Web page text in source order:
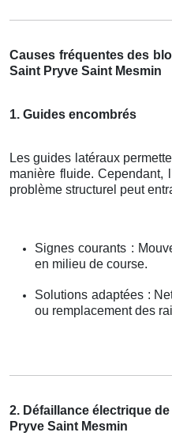
Causes fréquentes des
Saint Pryve Saint Mesmin
1. Guides encombrés
Les guides latéraux
manière fluide. Cependant,
problème structurel peut
Signes courants :
en milieu de course.
Solutions adaptées :
ou remplacement des
2. Défaillance électrique
Pryve Saint Mesmin